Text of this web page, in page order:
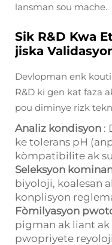
lansman sou mache.
Sik R&D Kwa
jiska
Devlopman enk
R&D ki gen kat faza
pou diminye rizk
Analiz kondisyon :
ke tolerans pH
kòmpatibilite ak
Seleksyon
biyoloji, koalesan
konplisyon
Fòmilyasyon
pigman ak liant
pwopriyete